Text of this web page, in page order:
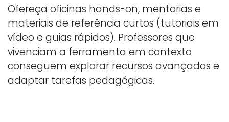
Ofereça oficinas hands-on, mentorias e
materiais de referência curtos (tutoriais em
vídeo e guias rápidos). Professores que
vivenciam a ferramenta em contexto
conseguem explorar recursos avançados e
adaptar tarefas pedagógicas.